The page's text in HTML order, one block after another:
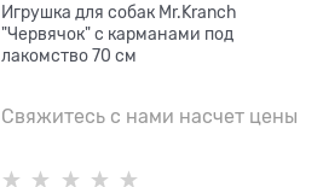
Игрушка для собак Mr.Kranch
"Червячок" с карманами под
лакомство 70 см
Свяжитесь с нами насчет цены